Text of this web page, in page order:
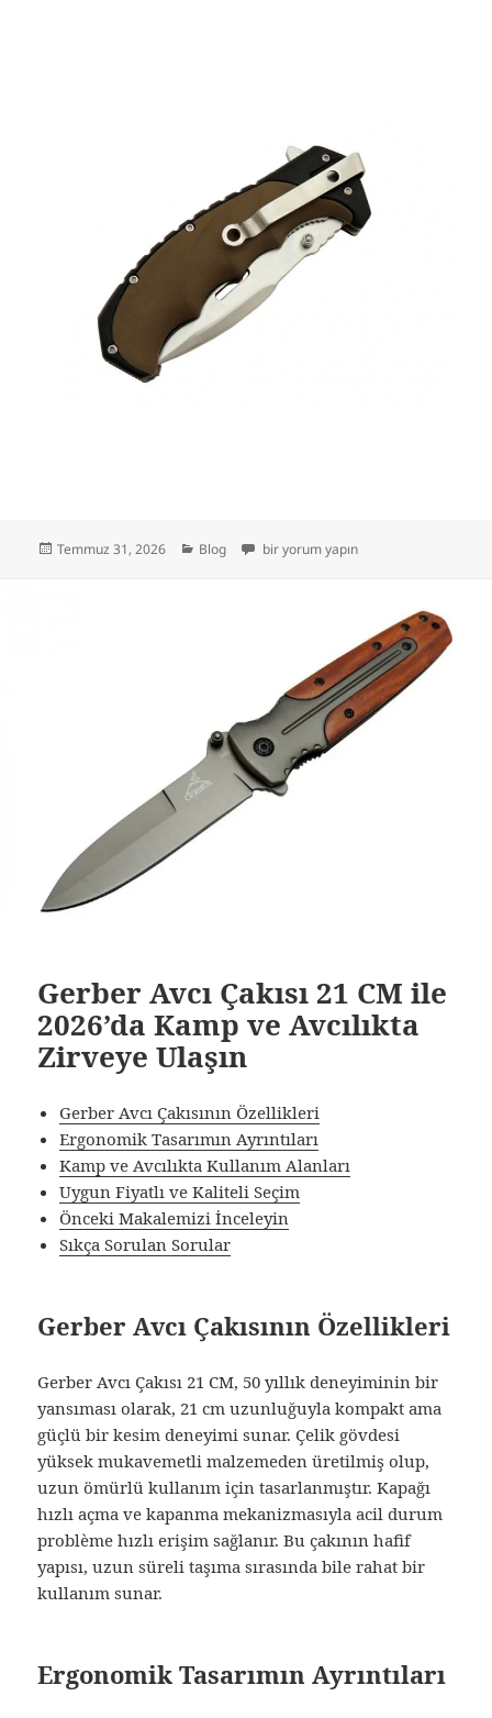
Yayın
Temmuz 31, 2026 Kategoriler
Blog Columbia G10 Profesyonel Çakı
bir yorum yapın
Gerber Avcı Çakısı 21 CM ile
2026’da Kamp ve Avcılıkta
Zirveye Ulaşın
Gerber Avcı Çakısının Özellikleri
Ergonomik Tasarımın Ayrıntıları
Kamp ve Avcılıkta Kullanım Alanları
Uygun Fiyatlı ve Kaliteli Seçim
Önceki Makalemizi İnceleyin
Sıkça Sorulan Sorular
Gerber Avcı Çakısının Özellikleri
Gerber Avcı Çakısı 21 CM, 50 yıllık deneyiminin bir
yansıması olarak, 21 cm uzunluğuyla kompakt ama
güçlü bir kesim deneyimi sunar. Çelik gövdesi
yüksek mukavemetli malzemeden üretilmiş olup,
uzun ömürlü kullanım için tasarlanmıştır. Kapağı
hızlı açma ve kapanma mekanizmasıyla acil durum
problème hızlı erişim sağlanır. Bu çakının hafif
yapısı, uzun süreli taşıma sırasında bile rahat bir
kullanım sunar.
Ergonomik Tasarımın Ayrıntıları